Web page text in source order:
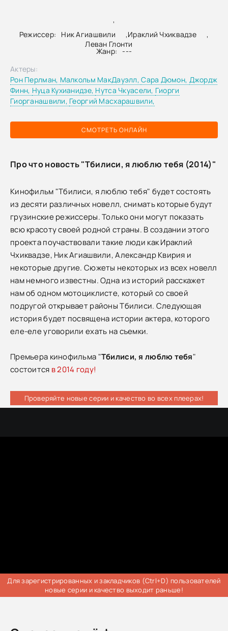
,
Режиссер:
Ник Агиашвили ,Ираклий Чхиквадзе
,
Леван Глонти
Жанр: ---
СМОТРЕТЬ ОНЛАЙН
Актеры:
Рон Перлман, Малкольм МакДауэлл,Сара Дюмон, Джордж
Финн, Нуца Кухианидзе, Нутса Чкуасели, Гиорги
Гиорганашвили, Георгий Масхарашвили,
Про что новость "Тбилиси, я люблю тебя (2014)"
Кинофильм "Тбилиси, я люблю тебя" будет состоять
из десяти различных новелл, снимать которые будут
грузинские режиссеры. Только они могут показать
всю красоту своей родной страны. В создании этого
проекта поучаствовали такие люди как Ираклий
Чхиквадзе, Ник Агиашвили, Александр Квирия и
некоторые другие. Сюжеты некоторых из всех новелл
нам немного известны. Одна из историй расскажет
нам об одном мотоциклисте, который со своей
подругой открывает районы Тбилиси. Следующая
история будет посвящена истории актера, которого
еле-еле уговорили ехать на съемки.
Премьера кинофильма "Тбилиси, я люблю тебя"
состоится в 2014 году!
Проверяйте новые серии и качество во всех плеерах!
Для зарегистрированных и закладчиков (Ctrl+D) пользователей
новые серии и качество выходит раньше!